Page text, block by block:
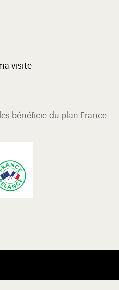
visite
bénéficie du plan France